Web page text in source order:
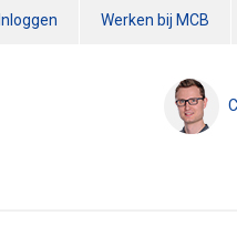
Inloggen Werken bij MCB